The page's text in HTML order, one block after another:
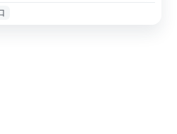
导航站中作为独立站点收录展示。用户可
解其提供的具体内容、功能服务及最新信